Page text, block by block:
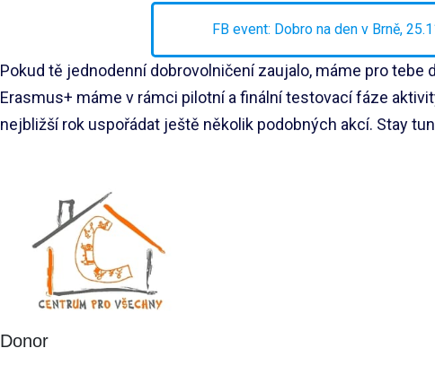
FB event: Dobro na den v Brně,
Pokud tě jednodenní dobrovolničení zaujalo, máme pro tebe
Erasmus+ máme v rámci pilotní a finální testovací fáze
nejbližší rok uspořádat ještě několik podobných akcí. Stay
Donor